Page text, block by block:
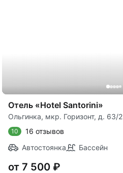
Отель «Hotel Santorini»
Ольгинка, мкр. Горизонт, д. 63/2
10
16 отзывов
Автостоянка
Бассейн
от 7 500 ₽